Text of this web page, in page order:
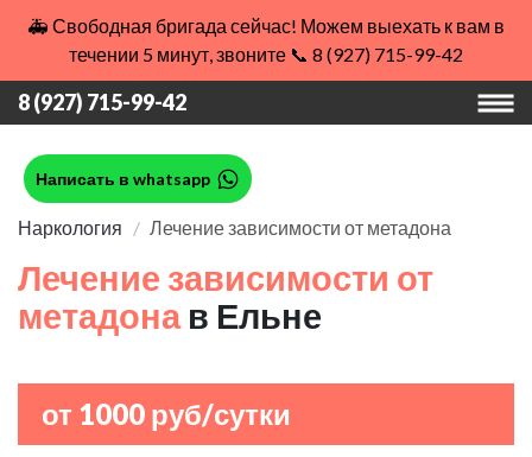
🚑 Свободная бригада сейчас! Можем выехать к вам в
течении 5 минут, звоните 📞 8 (927) 715-99-42
8 (927) 715-99-42
Написать в whatsapp
Наркология Лечение зависимости от метадона
Лечение зависимости от
метадона в Ельне
от 1000 руб/сутки